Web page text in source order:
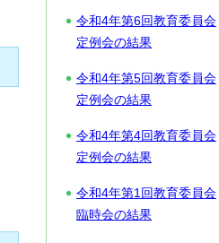
令和4年第6回教育委員会
定例会の結果
令和4年第5回教育委員会
定例会の結果
令和4年第4回教育委員会
定例会の結果
令和4年第1回教育委員会
臨時会の結果